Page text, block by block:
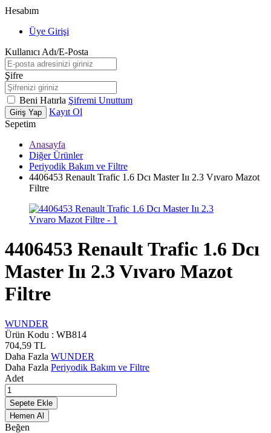
Hesabım
Üye Girişi
Kullanıcı Adı/E-Posta
Şifre
Beni Hatırla Şifremi Unuttum
Giriş Yap
Kayıt Ol
Sepetim
Anasayfa
Diğer Ürünler
Periyodik Bakım ve Filtre
4406453 Renault Trafic 1.6 Dcı Master Iıı 2.3 Vıvaro Mazot
Filtre
4406453 Renault Trafic 1.6 Dcı
Master Iıı 2.3 Vıvaro Mazot
Filtre
WUNDER
Ürün Kodu : WB814
704,59 TL
Daha Fazla WUNDER
Daha Fazla Periyodik Bakım ve Filtre
Adet
Sepete Ekle
Hemen Al
Beğen